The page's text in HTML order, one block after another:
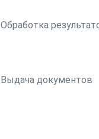
Обработка
Выдача документов